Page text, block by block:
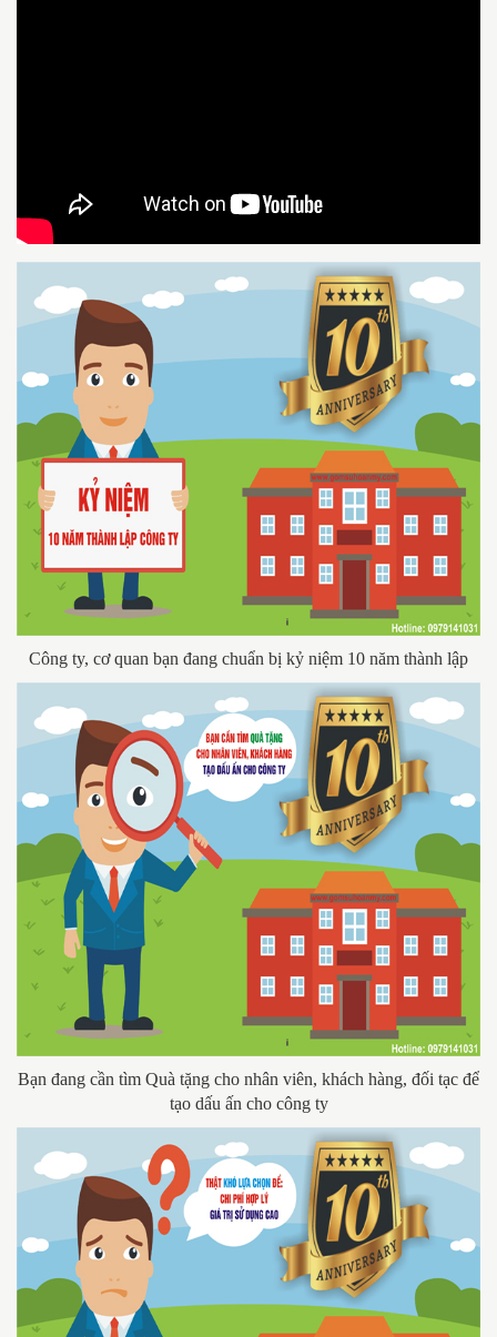
Công ty, cơ quan bạn đang chuẩn bị kỷ niệm 10 năm thành lập
Bạn đang cần tìm Quà tặng cho nhân viên, khách hàng, đối tạc để
tạo dấu ấn cho công ty